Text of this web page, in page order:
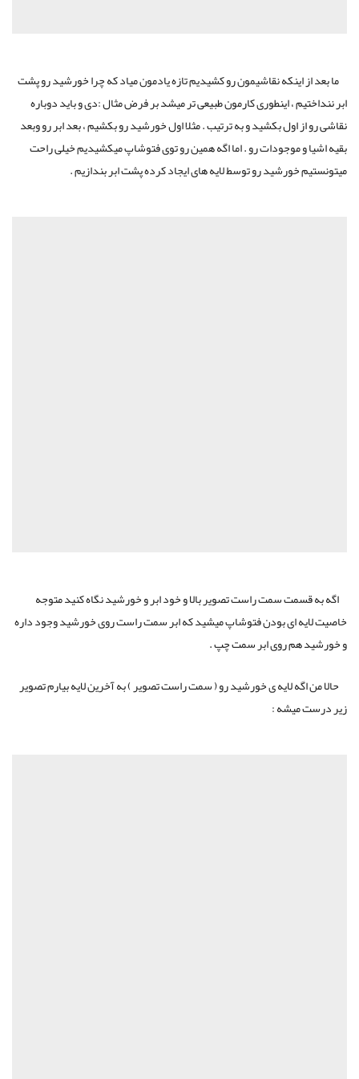
ما بعد از اینکه نقاشیمون رو کشیدیم تازه یادمون میاد که چرا خورشید رو پشت
ابر ننداختیم ، اینطوری کارمون طبیعی تر میشد بر فرض مثال :دی و باید دوباره
نقاشی رو از اول بکشید و به ترتیب . مثلا اول خورشید رو بکشیم ، بعد ابر رو وبعد
بقیه اشیا و موجودات رو . اما اگه همین رو توی فتوشاپ میکشیدیم خیلی راحت
میتونستیم خورشید رو توسط لایه های ایجاد کرده پشت ابر بندازیم .
اگه به قسمت سمت راست تصویر بالا و خود ابر و خورشید نگاه کنید متوجه
خاصیت لایه ای بودن فتوشاپ میشید که ابر سمت راست روی خورشید وجود داره
و خورشید هم روی ابر سمت چپ .
حالا من اگه لایه ی خورشید رو ( سمت راست تصویر ) به آخرین لایه بیارم تصویر
زیر درست میشه :